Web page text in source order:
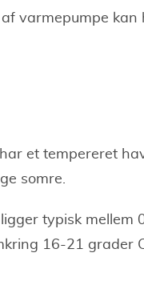
varmepumpe
et tempereret
somre.
typisk mellem
16-21 grader